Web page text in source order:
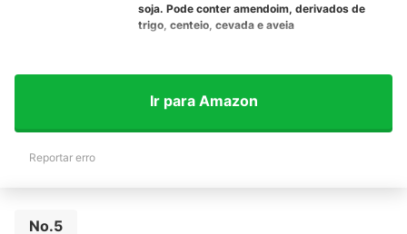
soja. Pode conter amendoim, derivados de
trigo, centeio, cevada e aveia
Ir para Amazon
Reportar erro
No.5